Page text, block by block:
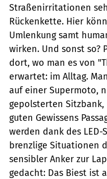
Straßenirritationen
Rückenkette. Hier
Umlenkung samt
wirken. Und sonst so?
dort, wo man es von
erwartet: im Alltag.
auf einer Supermoto,
gepolsterten
guten Gewissens
werden dank des LED-
brenzlige Situationen
sensibler Anker zur
gedacht: Das Biest ist